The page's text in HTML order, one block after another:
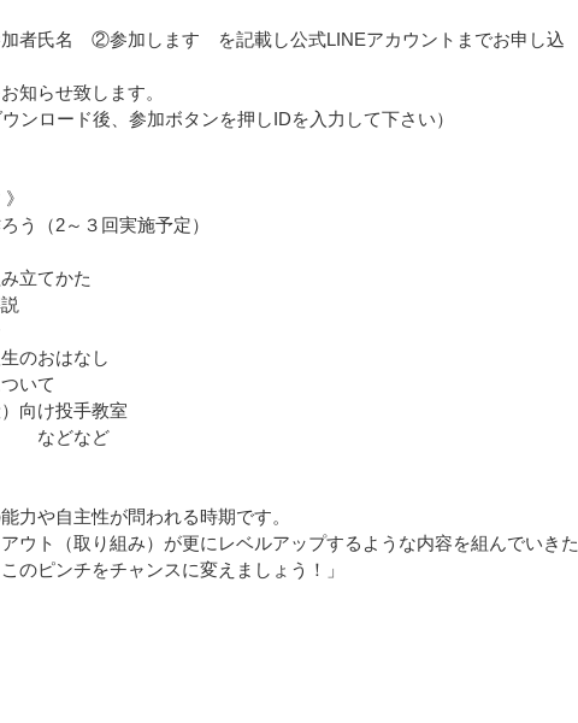
氏名　②参加します　を記載し公式LINEアカウントまでお申し込
らせ致します。
ンロード後、参加ボタンを押しIDを入力して下さい）
う（2～３回実施予定）
立てかた
のおはなし
いて
向け投手教室
　などなど
力や自主性が問われる時期です。
ウト（取り組み）が更にレベルアップするような内容を組んでいきた
のピンチをチャンスに変えましょう！」